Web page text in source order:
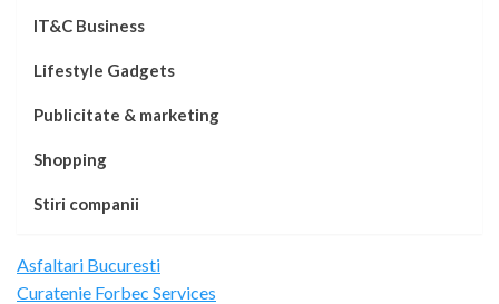
IT&C Business
Lifestyle Gadgets
Publicitate & marketing
Shopping
Stiri companii
Asfaltari Bucuresti
Curatenie Forbec Services